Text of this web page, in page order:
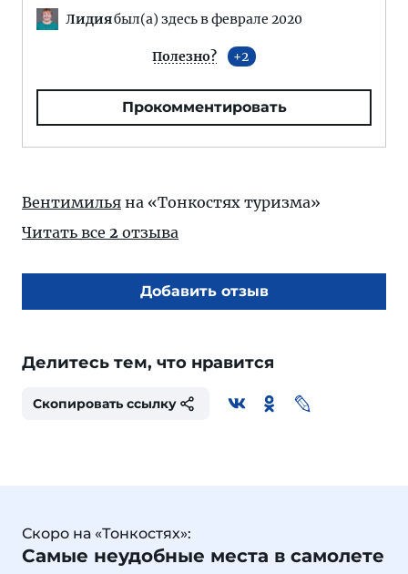
Лидиябыл(а) здесь в феврале 2020
Полезно? 2
Прокомментировать
Вентимилья на «Тонкостях туризма»
Читать все 2 отзыва
Добавить отзыв
Делитесь тем, что нравится
Скопировать ссылку
Скоро на «Тонкостях»:
Самые неудобные места в самолете